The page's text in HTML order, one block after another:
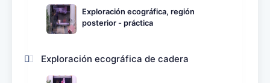
Exploración ecográfica, región
posterior - práctica
Exploración ecográfica de cadera